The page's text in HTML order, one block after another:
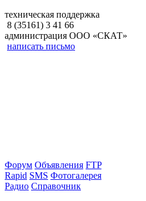
техническая поддержка
8 (35161) 3 41 66
администрация ООО «СКАТ»
написать письмо
Форум Объявления FTP
Rapid SMS Фотогалерея
Радио Справочник